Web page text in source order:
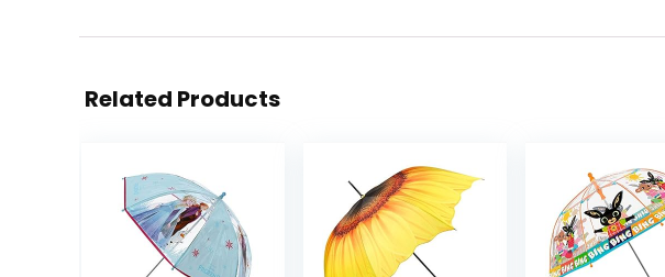
Related Products